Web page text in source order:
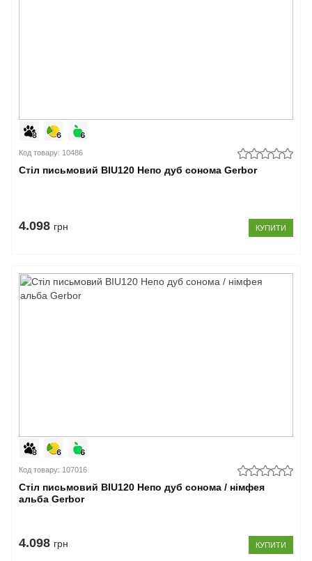
Код товару: 10486
Стіл письмовий BIU120 Непо дуб сонома Gerbor
4.098 грн КУПИТИ
Код товару: 107016
Стіл письмовий BIU120 Непо дуб сонома / німфея
альба Gerbor
4.098 грн КУПИТИ